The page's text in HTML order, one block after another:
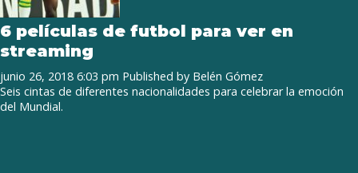
6 películas de futbol para ver en
streaming
junio 26, 2018 6:03 pm Published by Belén Gómez
Seis cintas de diferentes nacionalidades para celebrar la emoción
del Mundial.